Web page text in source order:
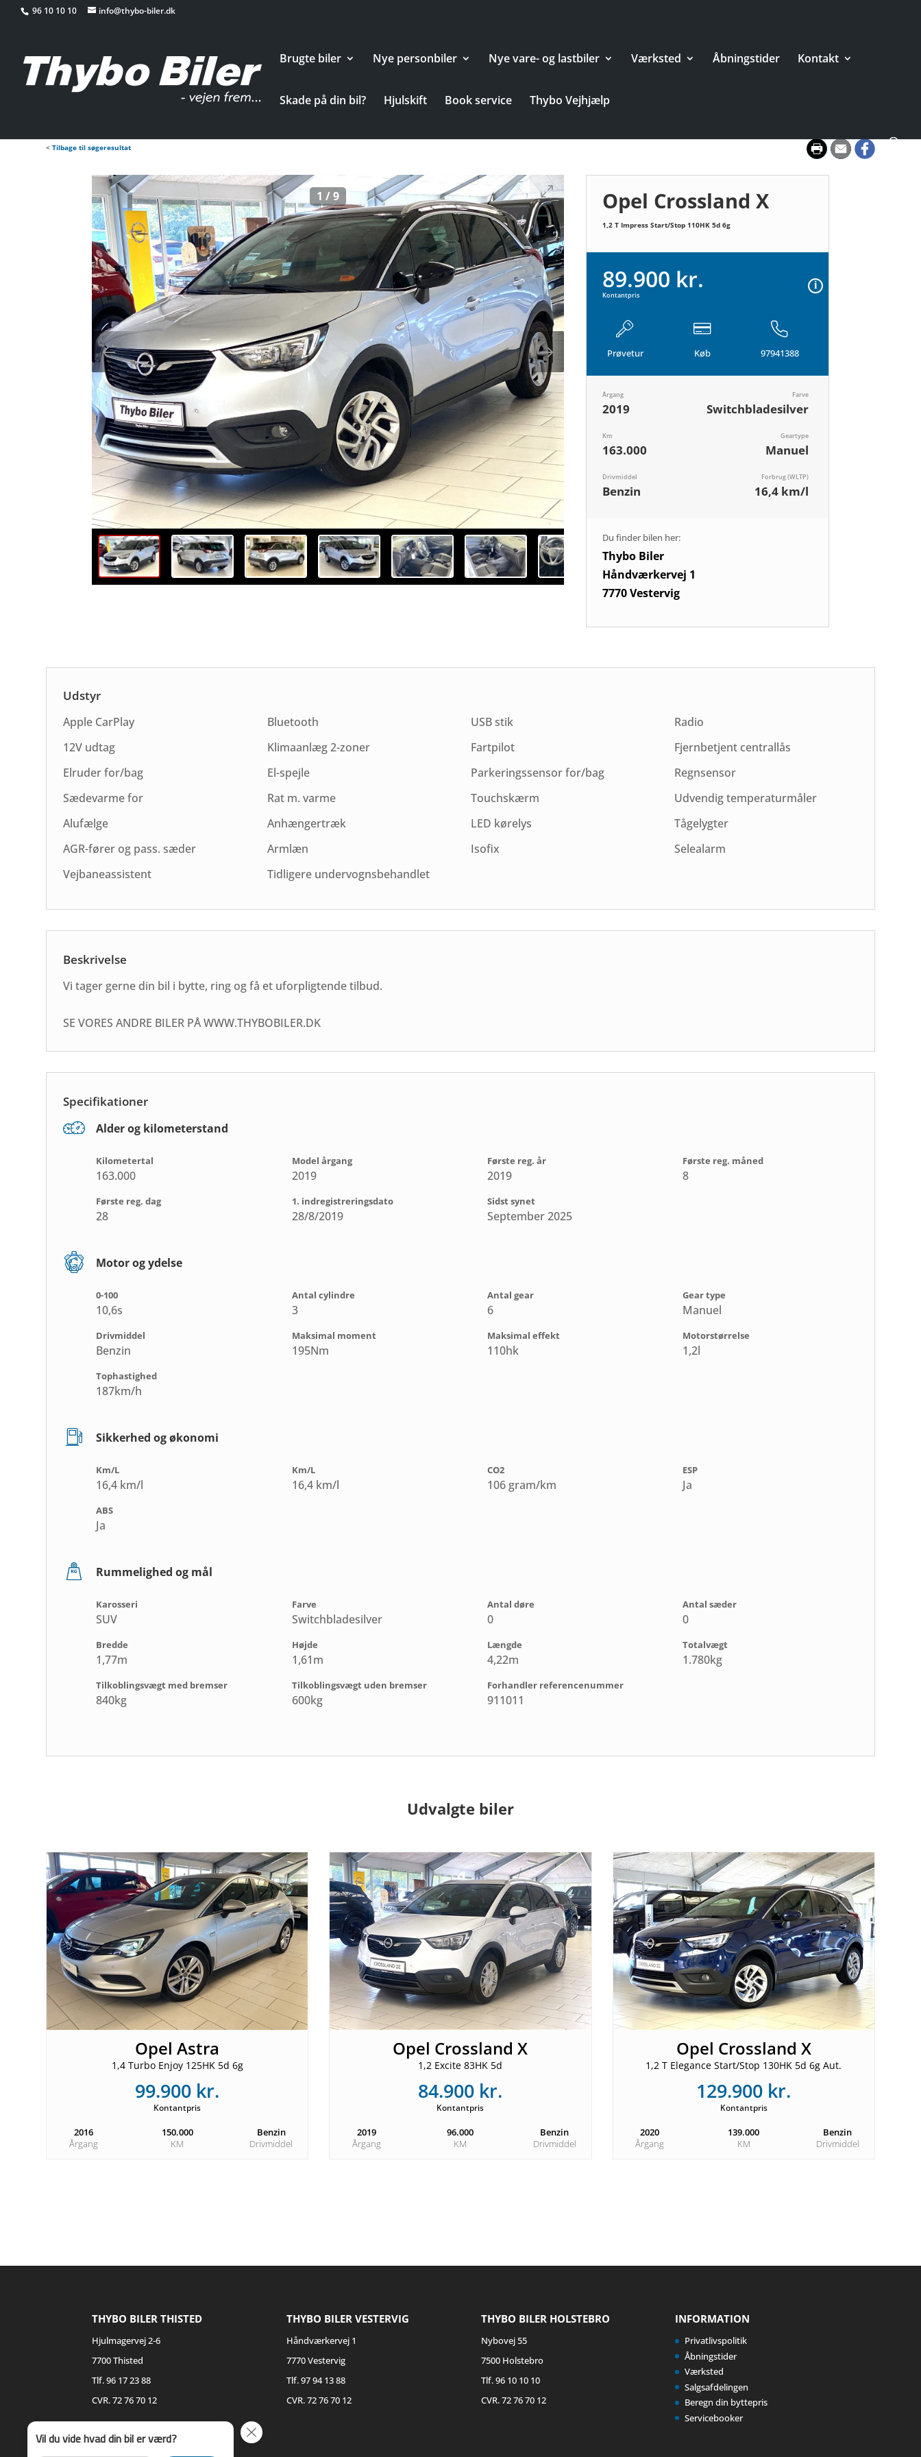
96 10 10 10 info@thybo-biler.dk
Brugte biler Nye personbiler Nye vare- og lastbiler Værksted Åbningstider Kontakt
Skade på din bil? Hjulskift Book service Thybo Vejhjælp
<Tilbage til søgeresultat
1 /9 Opel Crossland X
1,2 T Impress Start/Stop 110HK 5d 6g
89.900 kr.
Kontantpris
Prøvetur Køb 97941388
Årgang
2019
Farve
Switchbladesilver
Km
163.000
Geartype
Manuel
Drivmiddel
Benzin
Forbrug (WLTP)
16,4 km/l
Du finder bilen her:
Thybo Biler
Håndværkervej 1
7770 Vestervig
Udstyr
Apple CarPlay Bluetooth USB stik
Radio
12V udtag
Klimaanlæg 2-zoner Fartpilot
Fjernbetjent centrallås
Elruder for/bag
El-spejle Parkeringssensor for/bag
Regnsensor
Sædevarme for
Rat m. varme Touchskærm
Udvendig temperaturmåler
Alufælge
Anhængertræk LED kørelys
Tågelygter
AGR-fører og pass. sæder
Armlæn Isofix
Selealarm
Vejbaneassistent
Tidligere undervognsbehandlet
Beskrivelse
Vi tager gerne din bil i bytte, ring og få et uforpligtende tilbud.
SE VORES ANDRE BILER PÅ WWW.THYBOBILER.DK
Specifikationer
Alder og kilometerstand
Kilometertal
163.000
Model årgang
2019
Første reg. år
2019
Første reg. måned
8
Første reg. dag
28
1. indregistreringsdato
28/8/2019
Sidst synet
September 2025
Motor og ydelse
0-100
10,6s
Antal cylindre
3
Antal gear
6
Gear type
Manuel
Drivmiddel
Benzin
Maksimal moment
195Nm
Maksimal effekt
110hk
Motorstørrelse
1,2l
Tophastighed
187km/h
Sikkerhed og økonomi
Km/L
16,4 km/l
Km/L
16,4 km/l
CO2
106 gram/km
ESP
Ja
ABS
Ja
Rummelighed og mål
Karosseri
SUV
Farve
Switchbladesilver
Antal døre
0
Antal sæder
0
Bredde
1,77m
Højde
1,61m
Længde
4,22m
Totalvægt
1.780kg
Tilkoblingsvægt med bremser
840kg
Tilkoblingsvægt uden bremser
600kg
Forhandler referencenummer
911011
Udvalgte biler
Opel Astra
1,4 Turbo Enjoy 125HK 5d 6g
99.900 kr.
Kontantpris
2016
Årgang
150.000
KM
Benzin
Drivmiddel
Opel Crossland X
1,2 Excite 83HK 5d
84.900 kr.
Kontantpris
2019
Årgang
96.000
KM
Benzin
Drivmiddel
Opel Crossland X
1,2 T Elegance Start/Stop 130HK 5d 6g Aut.
129.900 kr.
Kontantpris
2020
Årgang
139.000
KM
Benzin
Drivmiddel
THYBO BILER THISTED
Hjulmagervej 2-6
7700 Thisted
Tlf. 96 17 23 88
CVR. 72 76 70 12
THYBO BILER VESTERVIG
Håndværkervej 1
7770 Vestervig
Tlf. 97 94 13 88
CVR. 72 76 70 12
THYBO BILER HOLSTEBRO
Nybovej 55
7500 Holstebro
Tlf. 96 10 10 10
CVR. 72 76 70 12
INFORMATION
Privatlivspolitik
Åbningstider
Værksted
Salgsafdelingen
Beregn din byttepris
Servicebooker
Vil du vide hvad din bil er værd?